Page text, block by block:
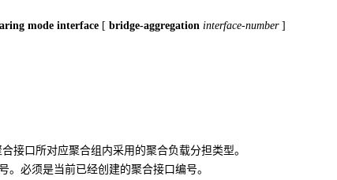
mode interface [ bridge-aggregation interface-number ]
接口所对应聚合组内采用的聚合负载分担类型。
。必须是当前已经创建的聚合接口编号。